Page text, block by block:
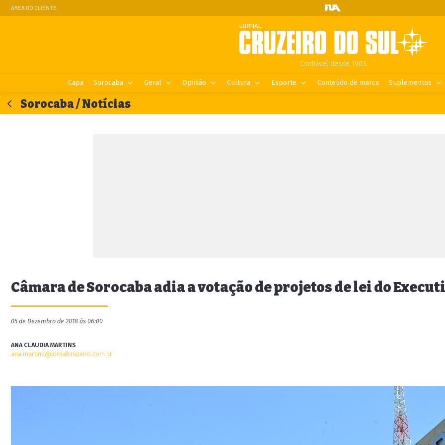
ÁREA DO CLIENTE
Confiável desde 1903.
Capa Sorocaba Geral Opinião Cultura Esporte Conteúdo de marca Suplementos
Sorocaba / Notícias
Câmara de Sorocaba adia a votação de projetos de lei do
05 de Dezembro de 2018 às 06:00
ANA CLAUDIA MARTINS
ana.martins@jornalcruzeiro.com.br